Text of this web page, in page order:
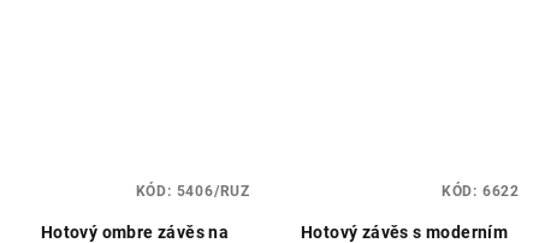
Hotový ombre závěs na
KÓD: 5406/RUZ
Hotový závěs s moderním
KÓD: 6622